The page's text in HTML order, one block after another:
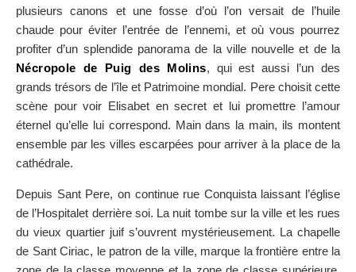
plusieurs canons et une fosse d’où l’on versait de l’huile
chaude pour éviter l’entrée de l’ennemi, et où vous pourrez
profiter d’un splendide panorama de la ville nouvelle et de la
Nécropole de Puig des Molins, qui est aussi l’un des
grands trésors de l’île et Patrimoine mondial. Pere choisit cette
scène pour voir Elisabet en secret et lui promettre l’amour
éternel qu’elle lui correspond. Main dans la main, ils montent
ensemble par les villes escarpées pour arriver à la place de la
cathédrale.
Depuis Sant Pere, on continue rue Conquista laissant l’église
de l’Hospitalet derrière soi. La nuit tombe sur la ville et les rues
du vieux quartier juif s’ouvrent mystérieusement. La chapelle
de Sant Ciriac, le patron de la ville, marque la frontière entre la